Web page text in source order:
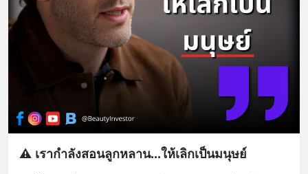
⚠️ เรากำลังสอนลูกหลาน...ให้เลิกเป็นมนุษย์